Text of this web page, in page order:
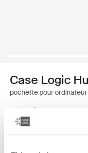
Case Logic
pochette pour ordinateur
39,99 $